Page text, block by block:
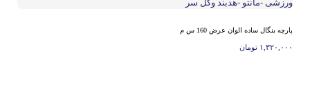
پارچه بنگال ساده الوان عرض 160 س م
۱,۳۲۰,۰۰۰ تومان